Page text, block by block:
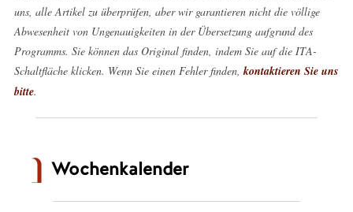
uns, alle Artikel zu überprüfen, aber wir garantieren nicht die völlige
Abwesenheit von Ungenauigkeiten in der Übersetzung aufgrund des
Programms. Sie können das Original finden, indem Sie auf die ITA-
Schaltfläche klicken. Wenn Sie einen Fehler finden, kontaktieren Sie uns
bitte.
Wochenkalender